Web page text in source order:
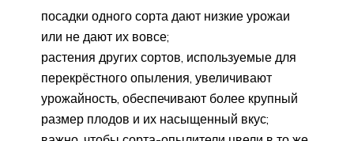
посадки одного сорта дают низкие урожаи
или не дают их вовсе;
растения других сортов, используемые для
перекрёстного опыления, увеличивают
урожайность, обеспечивают более крупный
размер плодов и их насыщенный вкус;